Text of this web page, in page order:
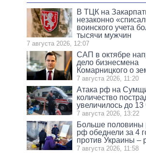
В ТЦК на
незаконно
воинского учета
тысячи мужчин
7 августа 2026, 12:07
САП в октябре
дело бизнесмена
Комарницкого о
7 августа 2026, 11:20
Атака рф на
количество
увеличилось до 13
7 августа 2026, 13:22
Больше половины
рф обеднели за 4
против Украины –
7 августа 2026, 11:58